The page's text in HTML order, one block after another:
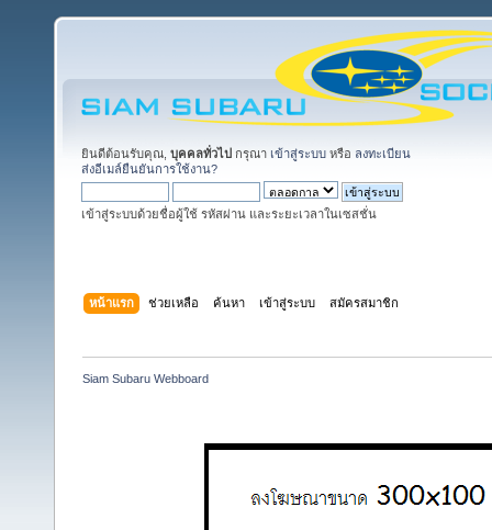
ยินดีต้อนรับคุณ, บุคคลทั่วไป กรุณา เข้าสู่ระบบ หรือ ลงทะเบียน
ส่งอีเมล์ยืนยันการใช้งาน?
เข้าสู่ระบบด้วยชื่อผู้ใช้ รหัสผ่าน และระยะเวลาในเซสชั่น
หน้าแรก ช่วยเหลือ ค้นหา เข้าสู่ระบบ สมัครสมาชิก
Siam Subaru Webboard